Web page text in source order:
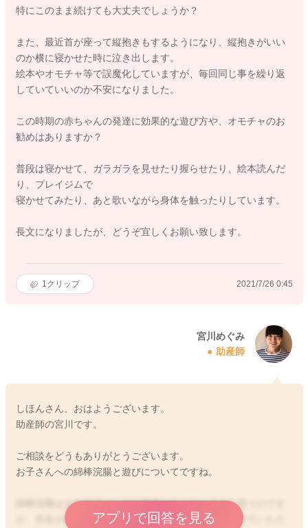
特にこのまま続けても大丈夫でしょうか？
また、最近首が座って縦抱きもするようになり、縦抱きがいい
のか横に寝かせた時に泣き出します。
絵本やオモチャ等で誤魔化していますが、毎回同じ事を繰り返
していていいのか不安になりました。
この時期の赤ちゃんの発達に効果的な遊び方や、オモチャのお
勧めはありますか？
普段は寝かせて、ガラガラを見せたり握らせたり、絵本読んだ
り、プレイジムで
寝かせてみたり、あと歌いながら身体を触ったりしています。
長文になりましたが、どうぞ宜しくお願い致します。
1 クリップ 2021/7/26 0:45
宮川めぐみ
助産師
しほんさん、おはようございます。
助産師の宮川です。
ご相談をどうもありがとうございます。
お子さんへの綿棒浣腸と遊びについてですね。
綿棒浣腸はされる方としては苦痛になってしまうと思うのです
が、先生がお話しされていたように今のペースで続けていただ
アプリで回答を見る